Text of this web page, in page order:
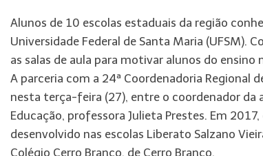
Alunos de 10 escolas estaduais da região
Universidade Federal de Santa Maria (UFSM).
as salas de aula para motivar alunos do
A parceria com a 24ª Coordenadoria Regional
nesta terça-feira (27), entre o coordenador da
Educação, professora Julieta Prestes. Em
desenvolvido nas escolas Liberato Salzano
Colégio Cerro Branco, de Cerro Branco.